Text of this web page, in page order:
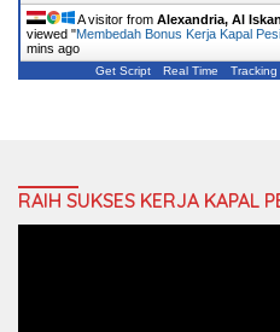
A visitor from Alexandria, Al
viewed "Membedah Bonus Kerja Kapal
mins ago
Get Script Real Time Tracking
RAIH SUKSES KERJA KAPAL